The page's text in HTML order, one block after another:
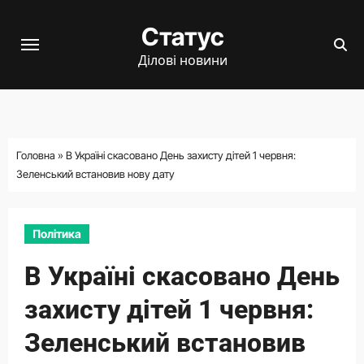
Статус
Ділові новини
Головна » В Україні скасовано День захисту дітей 1 червня:
Зеленський встановив нову дату
Політика
В Україні скасовано День
захисту дітей 1 червня:
Зеленський встановив